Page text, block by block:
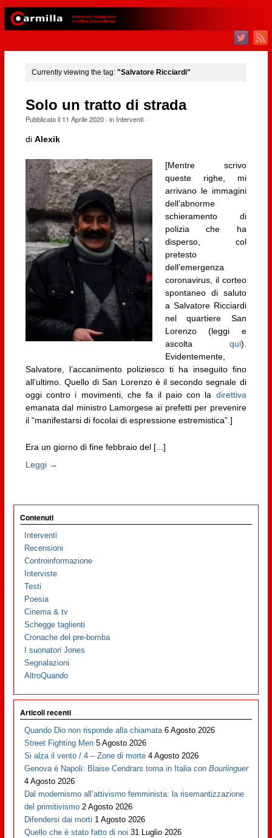
Currently viewing the tag: "Salvatore Ricciardi"
Solo un tratto di strada
Pubblicato il 11 Aprile 2020· in Interventi·
di Alexik
[Mentre scrivo
queste righe, mi
arrivano le immagini
dell’abnorme
schieramento di
polizia che ha
disperso, col
pretesto
dell’emergenza
coronavirus, il corteo
spontaneo di saluto
a Salvatore Ricciardi
nel quartiere San
Lorenzo (leggi e
ascolta qui).
Evidentemente,
Salvatore, l’accanimento poliziesco ti ha inseguito fino
all’ultimo. Quello di San Lorenzo è il secondo segnale di
oggi contro i movimenti, che fa il paio con la direttiva
emanata dal ministro Lamorgese ai prefetti per prevenire
il “manifestarsi di focolai di espressione estremistica”.]
Era un giorno di fine febbraio del [...]
Leggi →
Contenuti
Interventi
Recensioni
Controinformazione
Interviste
Testi
Poesia
Cinema & tv
Schegge taglienti
Cronache del pre-bomba
I suonatori Jones
Segnalazioni
AltroQuando
Articoli recenti
Quando Dio non risponde alla chiamata 6 Agosto 2026
Street Fighting Men 5 Agosto 2026
Si alza il vento / 4 – Zone di morte 4 Agosto 2026
Genova è Napoli: Blaise Cendrars torna in Italia conBourlinguer
4 Agosto 2026
Dal modernismo all’attivismo femminista: la risemantizzazione
del primitivismo 2 Agosto 2026
Difendersi dai morti 1 Agosto 2026
Quello che è stato fatto di noi 31 Luglio 2026